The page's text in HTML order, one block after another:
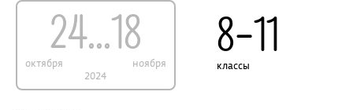
24...18
октября
ноября
2024
8–11
классы